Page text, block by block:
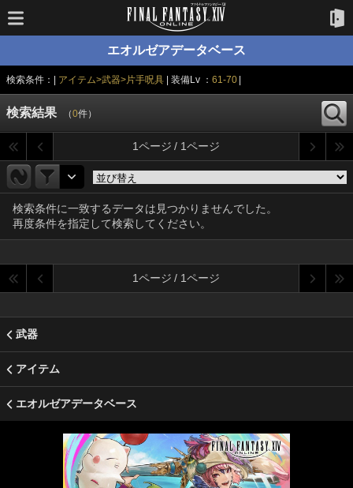
エオルゼアデータベース
検索条件：| アイテム>武器>片手呪具 | 装備Lv ： 61-70|
検索結果 （0件）
1ページ / 1ページ
検索条件に一致するデータは見つかりませんでした。
再度条件を指定して検索してください。
1ページ / 1ページ
武器
アイテム
エオルゼアデータベース